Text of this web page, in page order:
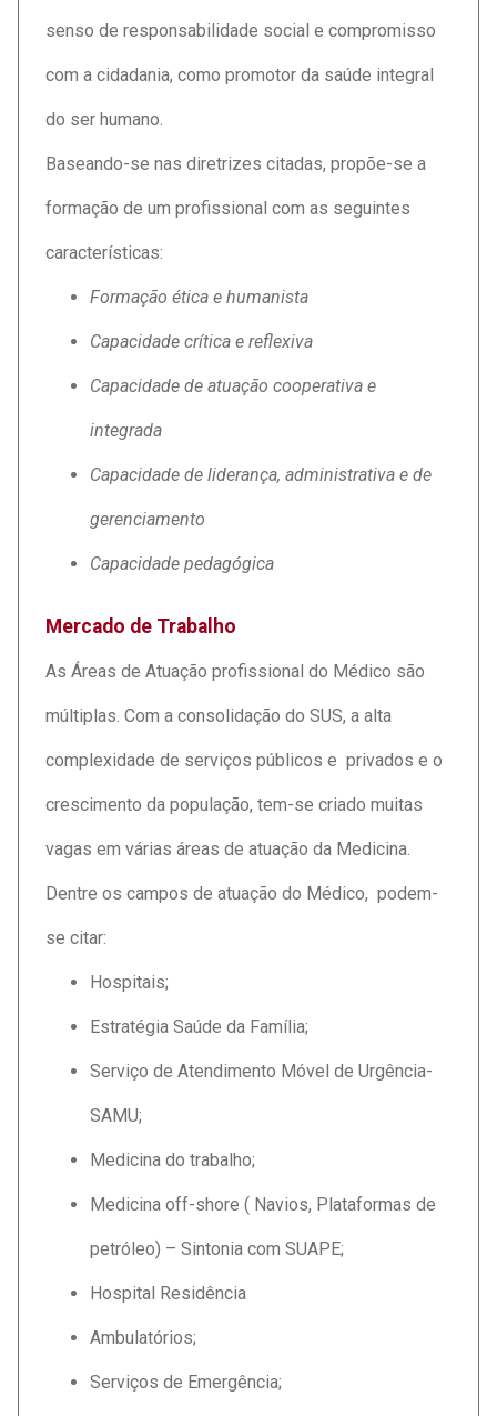
senso de responsabilidade social e compromisso
com a cidadania, como promotor da saúde integral
do ser humano.
Baseando-se nas diretrizes citadas, propõe-se a
formação de um profissional com as seguintes
características:
Formação ética e humanista
Capacidade crítica e reflexiva
Capacidade de atuação cooperativa e
integrada
Capacidade de liderança, administrativa e de
gerenciamento
Capacidade pedagógica
Mercado de Trabalho
As Áreas de Atuação profissional do Médico são
múltiplas. Com a consolidação do SUS, a alta
complexidade de serviços públicos e privados e o
crescimento da população, tem-se criado muitas
vagas em várias áreas de atuação da Medicina.
Dentre os campos de atuação do Médico, podem-
se citar:
Hospitais;
Estratégia Saúde da Família;
Serviço de Atendimento Móvel de Urgência-
SAMU;
Medicina do trabalho;
Medicina off-shore ( Navios, Plataformas de
petróleo) – Sintonia com SUAPE;
Hospital Residência
Ambulatórios;
Serviços de Emergência;